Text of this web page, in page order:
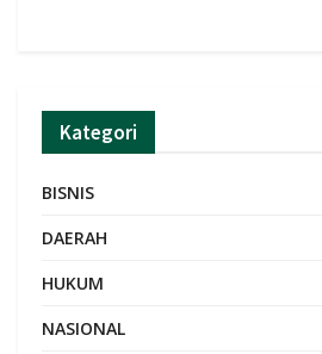
Kategori
BISNIS
DAERAH
HUKUM
NASIONAL